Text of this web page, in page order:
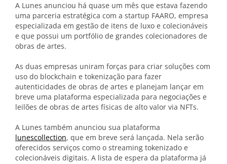
A Lunes anunciou há quase um mês que estava fazendo
uma parceria estratégica com a startup FAARO, empresa
especializada em gestão de itens de luxo e colecionáveis
e que possui um portfólio de grandes colecionadores de
obras de artes.
As duas empresas uniram forças para criar soluções com
uso do blockchain e tokenização para fazer
autenticidades de obras de artes e planejam lançar em
breve uma plataforma especializada para negociações e
leilões de obras de artes físicas de alto valor via NFTs.
A Lunes também anunciou sua plataforma
lunescollection, que em breve será lançada. Nela serão
oferecidos serviços como o streaming tokenizado e
colecionáveis digitais. A lista de espera da plataforma já